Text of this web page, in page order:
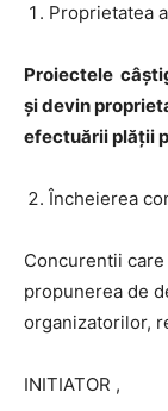
Proprietatea
Proiectele
și devin
efectuării plății
Încheierea
Concurentii
propunerea de
organizatorilor,
INITIATOR ,